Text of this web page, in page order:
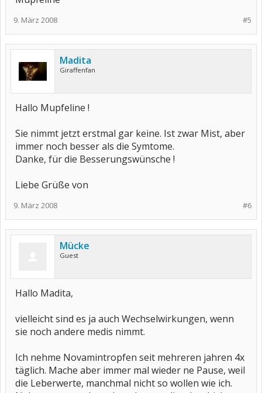
#5
9. März 2008
Madita
Giraffenfan
Hallo Mupfeline !
Sie nimmt jetzt erstmal gar keine. Ist zwar Mist, aber
immer noch besser als die Symtome.
Danke, für die Besserungswünsche !
Liebe Grüße von
#6
9. März 2008
Mücke
Guest
Hallo Madita,
vielleicht sind es ja auch Wechselwirkungen, wenn
sie noch andere medis nimmt.
Ich nehme Novamintropfen seit mehreren jahren 4x
täglich. Mache aber immer mal wieder ne Pause, weil
die Leberwerte, manchmal nicht so wollen wie ich.